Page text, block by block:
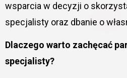
wsparcia w decyzji o
specjalisty oraz dbanie o
Dlaczego warto zachęcać
specjalisty?